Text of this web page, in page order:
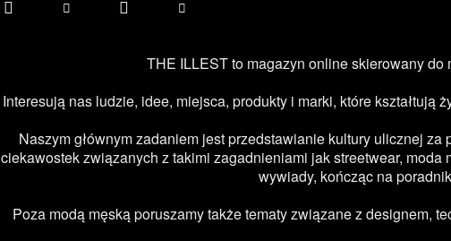
THE ILLEST to magazyn online skierowany do
Interesują nas ludzie, idee, miejsca, produkty i marki, które kształtują
Naszym głównym zadaniem jest przedstawianie kultury ulicznej
ciekawostek związanych z takimi zagadnieniami jak streetwear, moda
wywiady, kończąc na
Poza modą męską poruszamy także tematy związane z designem,